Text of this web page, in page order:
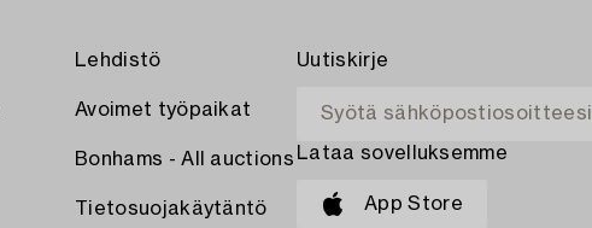
Lehdistö
Avoimet työpaikat
Bonhams - All auctions
Tietosuojakäytäntö
Uutiskirje
Lataa sovelluksemme
App Store